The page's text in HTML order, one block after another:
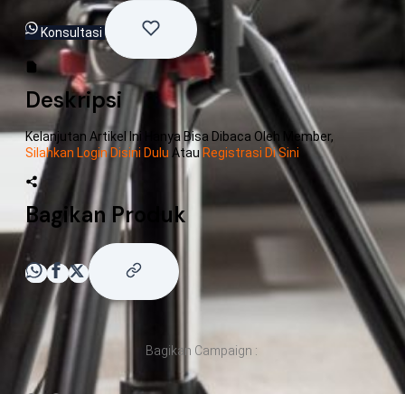
Konsultasi
Deskripsi
Kelanjutan Artikel Ini Hanya Bisa Dibaca Oleh Member,
Silahkan Login Disini Dulu Atau Registrasi Di Sini
Bagikan Produk
Bagikan Campaign :